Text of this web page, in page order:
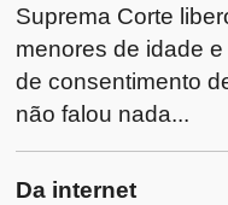
Suprema Corte
menores de idade
de consentimento
não falou nada...
Da internet